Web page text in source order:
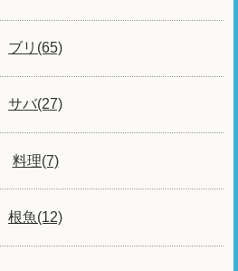
ブリ(65)
サバ(27)
料理(7)
根魚(12)